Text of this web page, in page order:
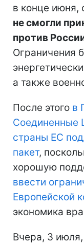
в конце июня,
не смогли
против
Ограничения
а также
После этого в
Соединенные
страны ЕС
пакет,
хорошую
ввести
Европейской
экономика
Вчера, 3